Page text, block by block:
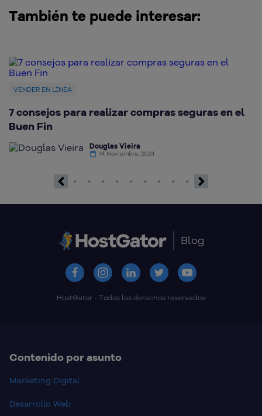
También te puede interesar:
VENDER EN LÍNEA
7 consejos para realizar compras seguras en el
Buen Fin
Douglas Vieira
14 Noviembre, 2024
Blog
HostGator - Todos los derechos reservados
Contenido por asunto
Marketing Digital
Desarrollo Web